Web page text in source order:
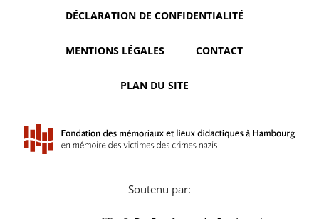
DÉCLARATION DE CONFIDENTIALITÉ
MENTIONS LÉGALES CONTACT
PLAN DU SITE
Soutenu par: